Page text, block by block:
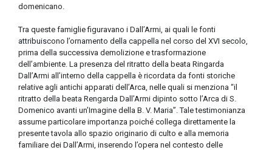
domenicano.
Tra queste famiglie figuravano i Dall’Armi, ai quali le fonti
attribuiscono l’ornamento della cappella nel corso del XVI secolo,
prima della successiva demolizione e trasformazione
dell’ambiente. La presenza del ritratto della beata Ringarda
Dall’Armi all’interno della cappella è ricordata da fonti storiche
relative agli antichi apparati dell’Arca, nelle quali si menziona “il
ritratto della beata Rengarda Dall’Armi dipinto sotto l’Arca di S.
Domenico avanti un’Imagine della B. V. Maria”. Tale testimonianza
assume particolare importanza poiché collega direttamente la
presente tavola allo spazio originario di culto e alla memoria
familiare dei Dall’Armi, inserendo l’opera nel contesto delle